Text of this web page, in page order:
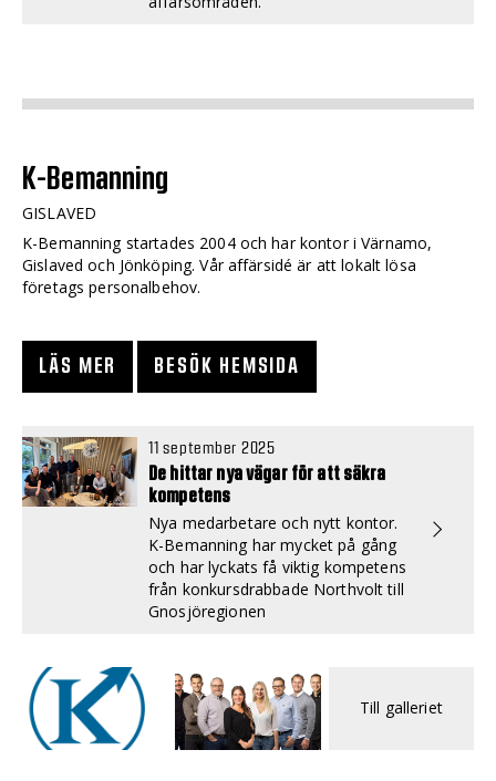
K-Bemanning
GISLAVED
K-Bemanning startades 2004 och har kontor i Värnamo,
Gislaved och Jönköping. Vår affärsidé är att lokalt lösa
företags personalbehov.
LÄS MER BESÖK HEMSIDA
11 september 2025
De hittar nya vägar för att säkra
kompetens
Nya medarbetare och nytt kontor.
K-Bemanning har mycket på gång
och har lyckats få viktig kompetens
från konkursdrabbade Northvolt till
Gnosjöregionen
Till galleriet